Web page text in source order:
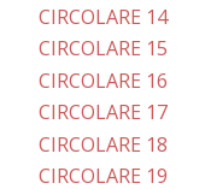
CIRCOLARE 14
CIRCOLARE 15
CIRCOLARE 16
CIRCOLARE 17
CIRCOLARE 18
CIRCOLARE 19